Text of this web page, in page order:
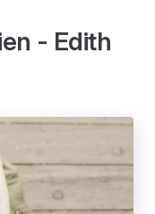
- Edith